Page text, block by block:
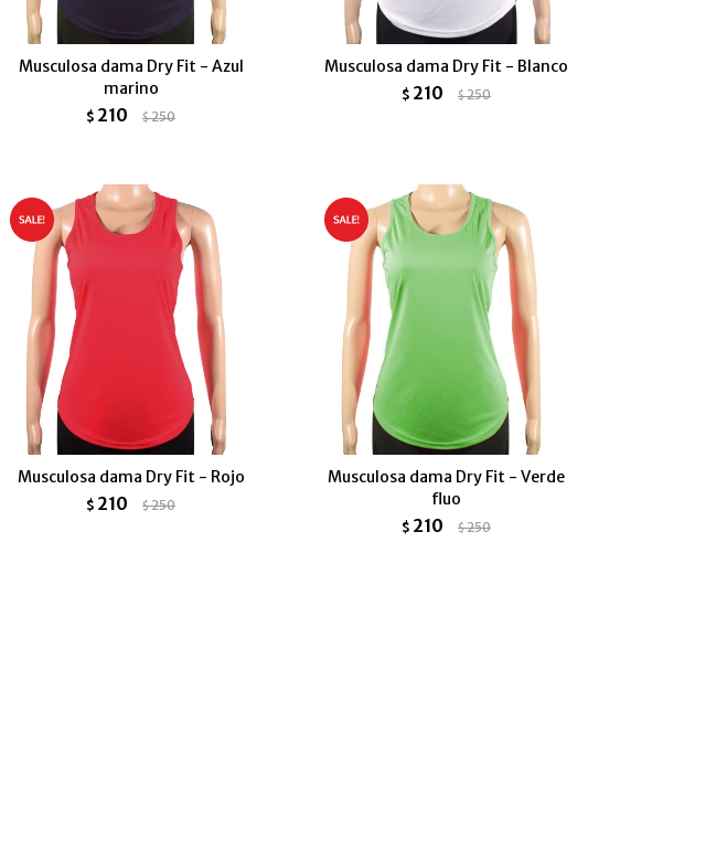
Musculosa dama Dry Fit - Azul
marino
$ 210 $250
Musculosa dama Dry Fit - Blanco
$ 210 $250
Musculosa dama Dry Fit - Rojo
$ 210 $250
Musculosa dama Dry Fit - Verde
fluo
$ 210 $250